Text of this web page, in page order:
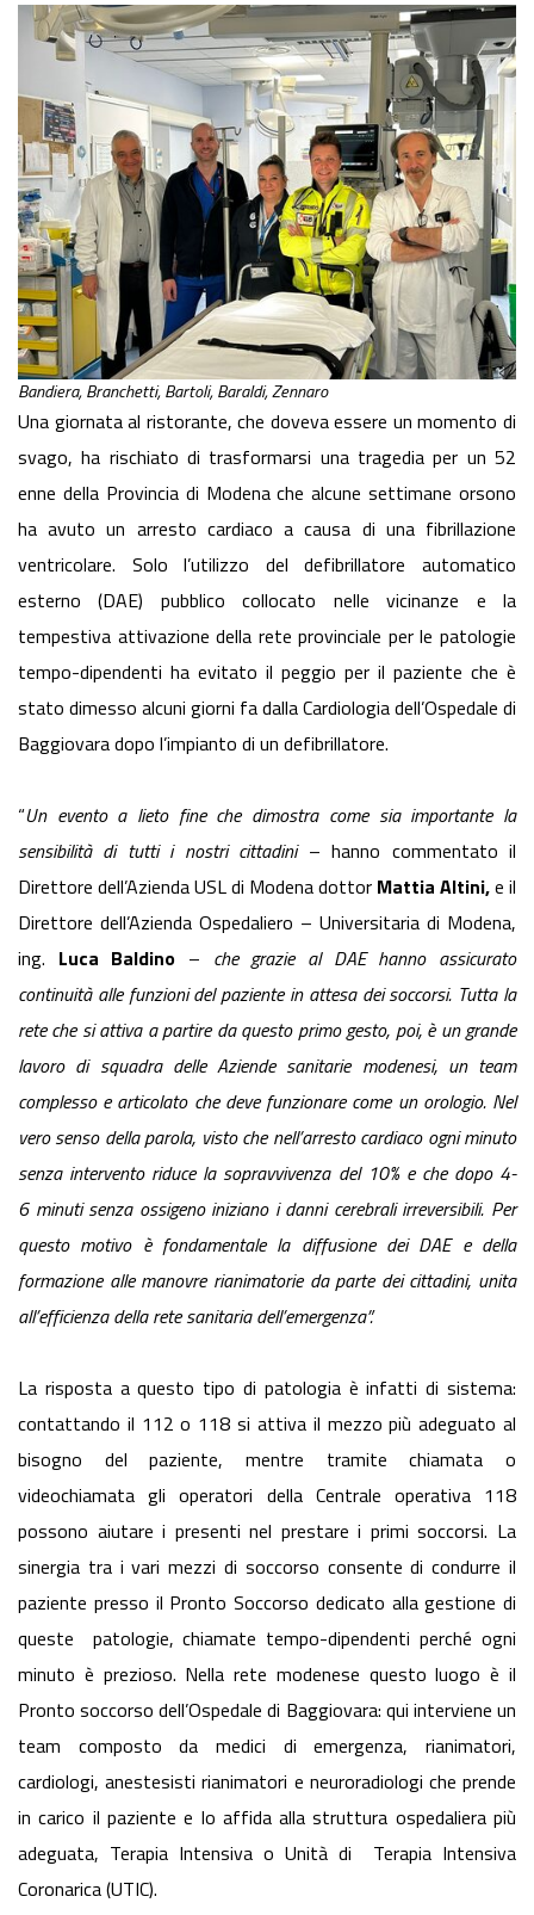
Bandiera, Branchetti, Bartoli, Baraldi, Zennaro
Una giornata al ristorante, che doveva essere un momento di
svago, ha rischiato di trasformarsi una tragedia per un 52
enne della Provincia di Modena che alcune settimane orsono
ha avuto un arresto cardiaco a causa di una fibrillazione
ventricolare. Solo l’utilizzo del defibrillatore automatico
esterno (DAE) pubblico collocato nelle vicinanze e la
tempestiva attivazione della rete provinciale per le patologie
tempo-dipendenti ha evitato il peggio per il paziente che è
stato dimesso alcuni giorni fa dalla Cardiologia dell’Ospedale di
Baggiovara dopo l’impianto di un defibrillatore.
“Un evento a lieto fine che dimostra come sia importante la
sensibilità di tutti i nostri cittadini – hanno commentato il
Direttore dell’Azienda USL di Modena dottor Mattia Altini,e il
Direttore dell’Azienda Ospedaliero – Universitaria di Modena,
ing. Luca Baldino – che grazie al DAE hanno assicurato
continuità alle funzioni del paziente in attesa dei soccorsi. Tutta la
rete che si attiva a partire da questo primo gesto, poi, è un grande
lavoro di squadra delle Aziende sanitarie modenesi, un team
complesso e articolato che deve funzionare come un orologio. Nel
vero senso della parola, visto che nell’arresto cardiaco ogni minuto
senza intervento riduce la sopravvivenza del 10% e che dopo 4-
6 minuti senza ossigeno iniziano i danni cerebrali irreversibili. Per
questo motivo è fondamentale la diffusione dei DAE e della
formazione alle manovre rianimatorie da parte dei cittadini, unita
all’efficienza della rete sanitaria dell’emergenza”.
La risposta a questo tipo di patologia è infatti di sistema:
contattando il 112 o 118 si attiva il mezzo più adeguato al
bisogno del paziente, mentre tramite chiamata o
videochiamata gli operatori della Centrale operativa 118
possono aiutare i presenti nel prestare i primi soccorsi. La
sinergia tra i vari mezzi di soccorso consente di condurre il
paziente presso il Pronto Soccorso dedicato alla gestione di
queste patologie, chiamate tempo-dipendenti perché ogni
minuto è prezioso. Nella rete modenese questo luogo è il
Pronto soccorso dell’Ospedale di Baggiovara: qui interviene un
team composto da medici di emergenza, rianimatori,
cardiologi, anestesisti rianimatori e neuroradiologi che prende
in carico il paziente e lo affida alla struttura ospedaliera più
adeguata, Terapia Intensiva o Unità di Terapia Intensiva
Coronarica (UTIC).